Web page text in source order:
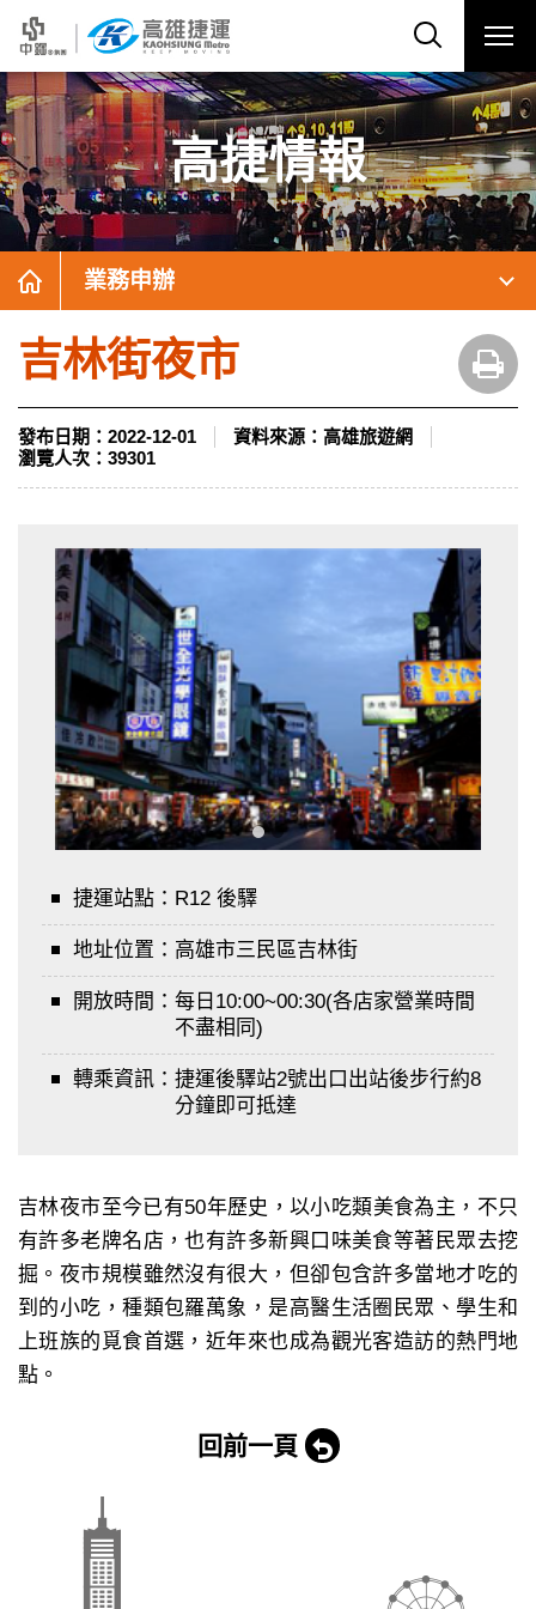
高捷情報
業務申辦
吉林街夜市
發布日期： 2022-12-01 資料來源： 高雄旅遊網
瀏覽人次： 39301
捷運站點： R12 後驛
地址位置： 高雄市三民區吉林街
開放時間： 每日10:00~00:30(各店家營業時間
不盡相同)
轉乘資訊： 捷運後驛站2號出口出站後步行約8
分鐘即可抵達
吉林夜市至今已有50年歷史，以小吃類美食為主，不只
有許多老牌名店，也有許多新興口味美食等著民眾去挖
掘。夜市規模雖然沒有很大，但卻包含許多當地才吃的
到的小吃，種類包羅萬象，是高醫生活圈民眾、學生和
上班族的覓食首選，近年來也成為觀光客造訪的熱門地
點。
回前一頁